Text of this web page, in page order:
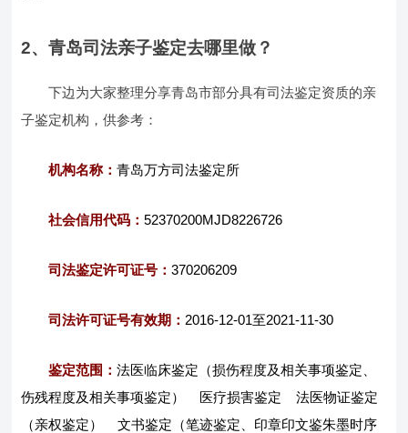
2、青岛司法亲子鉴定去哪里做？
下边为大家整理分享青岛市部分具有司法鉴定资质的亲
子鉴定机构，供参考：
机构名称：青岛万方司法鉴定所
社会信用代码：52370200MJD8226726
司法鉴定许可证号：370206209
司法许可证号有效期： 2016-12-01至2021-11-30
鉴定范围：法医临床鉴定（损伤程度及相关事项鉴定、
伤残程度及相关事项鉴定） 医疗损害鉴定 法医物证鉴定
（亲权鉴定） 文书鉴定（笔迹鉴定、印章印文鉴朱墨时序